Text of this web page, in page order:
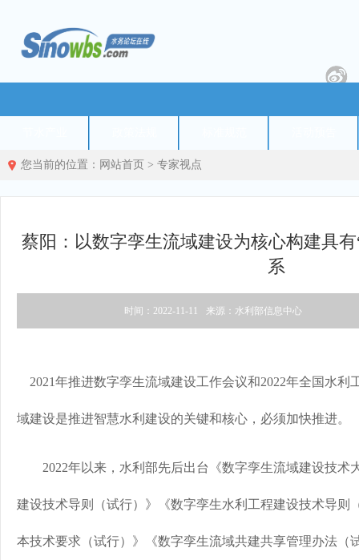
您当前的位置： 网站首页 > 专家视点
蔡阳：以数字孪生流域建设为核心构建具
系
时间：2022-11-11 来源：水利部信息中心
2021年推进数字孪生流域建设工作会议和2022年全国水利
域建设是推进智慧水利建设的关键和核心，必须加快推进。
2022年以来，水利部先后出台《数字孪生流域建设技术
建设技术导则（试行）》《数字孪生水利工程建设技术导则
本技术要求（试行）》《数字孪生流域共建共享管理办法（